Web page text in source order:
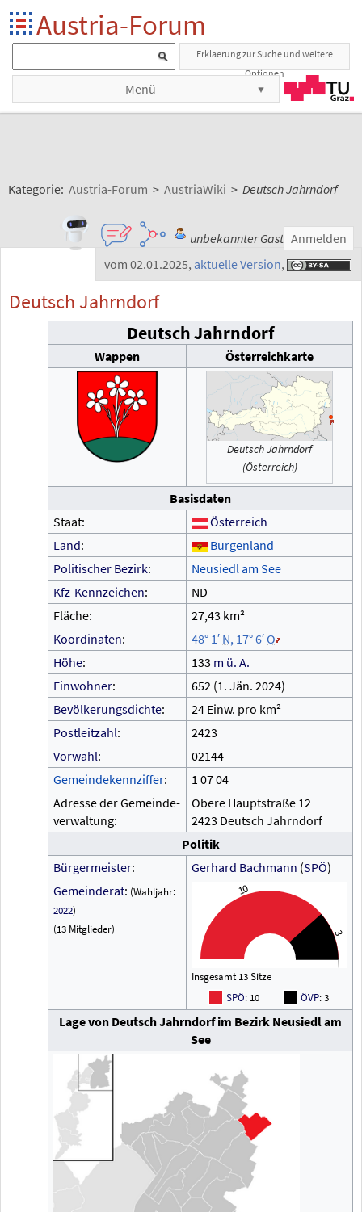
Austria-Forum
Erklaerung zur Suche und weitere
Optionen
Menü
Kategorie: Austria-Forum > AustriaWiki > Deutsch Jahrndorf
unbekannter Gast Anmelden
vom 02.01.2025, aktuelle Version,
Deutsch Jahrndorf
Deutsch Jahrndorf
Wappen Österreichkarte
Deutsch Jahrndorf
(Österreich)
Basisdaten
Staat:
Österreich
Land:
Burgenland
Politischer Bezirk:
Neusiedl am See
Kfz-Kennzeichen:
ND
Fläche:
27,43 km²
Koordinaten: 48° 1′ N, 17°6′O
Höhe: 133 m ü. A.
Einwohner: 652 (1. Jän. 2024)
Bevölkerungsdichte:
24 Einw. pro km²
Postleitzahl:
2423
Vorwahl:
02144
Gemeindekennziffer: 1 0704
Adresse der Gemeinde-
verwaltung:
Obere Hauptstraße 12
2423 Deutsch Jahrndorf
Politik
Bürgermeister: Gerhard Bachmann (SPÖ)
Gemeinderat: (Wahljahr:
2022)
(13 Mitglieder)
10
3
Insgesamt 13 Sitze
SPÖ: 10 ÖVP: 3
Lage von Deutsch Jahrndorf im Bezirk Neusiedl am
See